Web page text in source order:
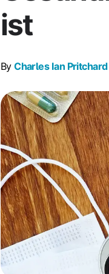
ist
ByCharles Ian Pritchard